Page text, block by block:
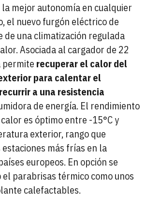
mejor autonomía en cualquier
el nuevo furgón eléctrico de
de una climatización regulada
Asociada al cargador de 22
permite recuperar el calor del
para calentar el
a una resistencia
de energía. El rendimiento
es óptimo entre -15°C y
exterior, rango que
más frías en la
europeos. En opción se
parabrisas térmico como unos
calefactables.